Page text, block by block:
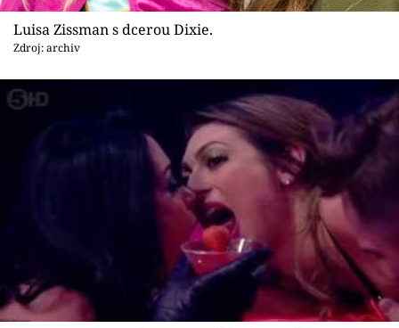
Luisa Zissman s dcerou Dixie.
Zdroj: archiv